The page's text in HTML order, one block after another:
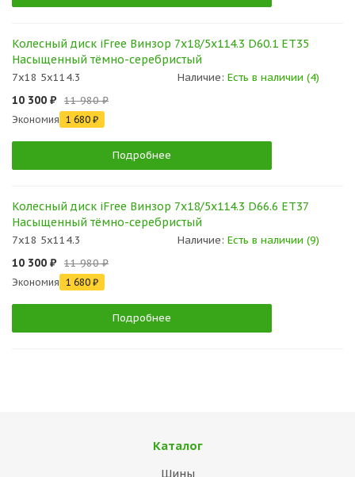
Колесный диск iFree Винзор 7x18/5x114.3 D60.1 ET35
Насыщенный тёмно-серебристый
7x18 5x114.3 Наличие: Есть в наличии (4)
10 300 ₽ 11 980 ₽
Экономия 1 680 ₽
Подробнее
Колесный диск iFree Винзор 7x18/5x114.3 D66.6 ET37
Насыщенный тёмно-серебристый
7x18 5x114.3 Наличие: Есть в наличии (9)
10 300 ₽ 11 980 ₽
Экономия 1 680 ₽
Подробнее
Каталог
Шины